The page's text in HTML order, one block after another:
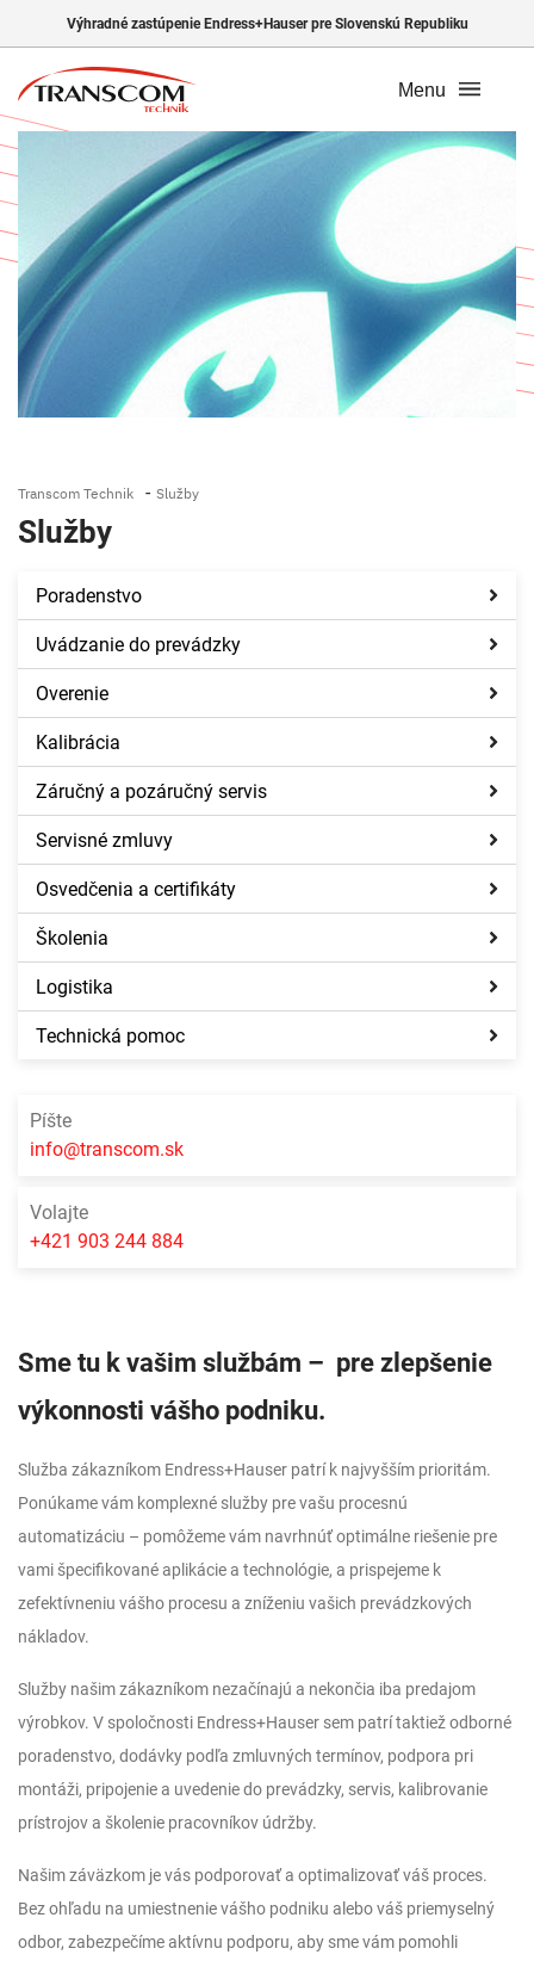
Výhradné zastúpenie Endress+Hauser pre Slovenskú Republiku
Menu
Transcom Technik - Služby
Služby
Poradenstvo
Uvádzanie do prevádzky
Overenie
Kalibrácia
Záručný a pozáručný servis
Servisné zmluvy
Osvedčenia a certifikáty
Školenia
Logistika
Technická pomoc
Píšte
info@transcom.sk
Volajte
+421 903 244 884
Sme tu k vašim službám – pre zlepšenie
výkonnosti vášho podniku.
Služba zákazníkom Endress+Hauser patrí k najvyšším prioritám.
Ponúkame vám komplexné služby pre vašu procesnú
automatizáciu – pomôžeme vám navrhnúť optimálne riešenie pre
vami špecifikované aplikácie a technológie, a prispejeme k
zefektívneniu vášho procesu a zníženiu vašich prevádzkových
nákladov.
Služby našim zákazníkom nezačínajú a nekončia iba predajom
výrobkov. V spoločnosti Endress+Hauser sem patrí taktiež odborné
poradenstvo, dodávky podľa zmluvných termínov, podpora pri
montáži, pripojenie a uvedenie do prevádzky, servis, kalibrovanie
prístrojov a školenie pracovníkov údržby.
Našim záväzkom je vás podporovať a optimalizovať váš proces.
Bez ohľadu na umiestnenie vášho podniku alebo váš priemyselný
odbor, zabezpečíme aktívnu podporu, aby sme vám pomohli